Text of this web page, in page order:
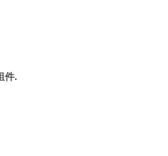
件.